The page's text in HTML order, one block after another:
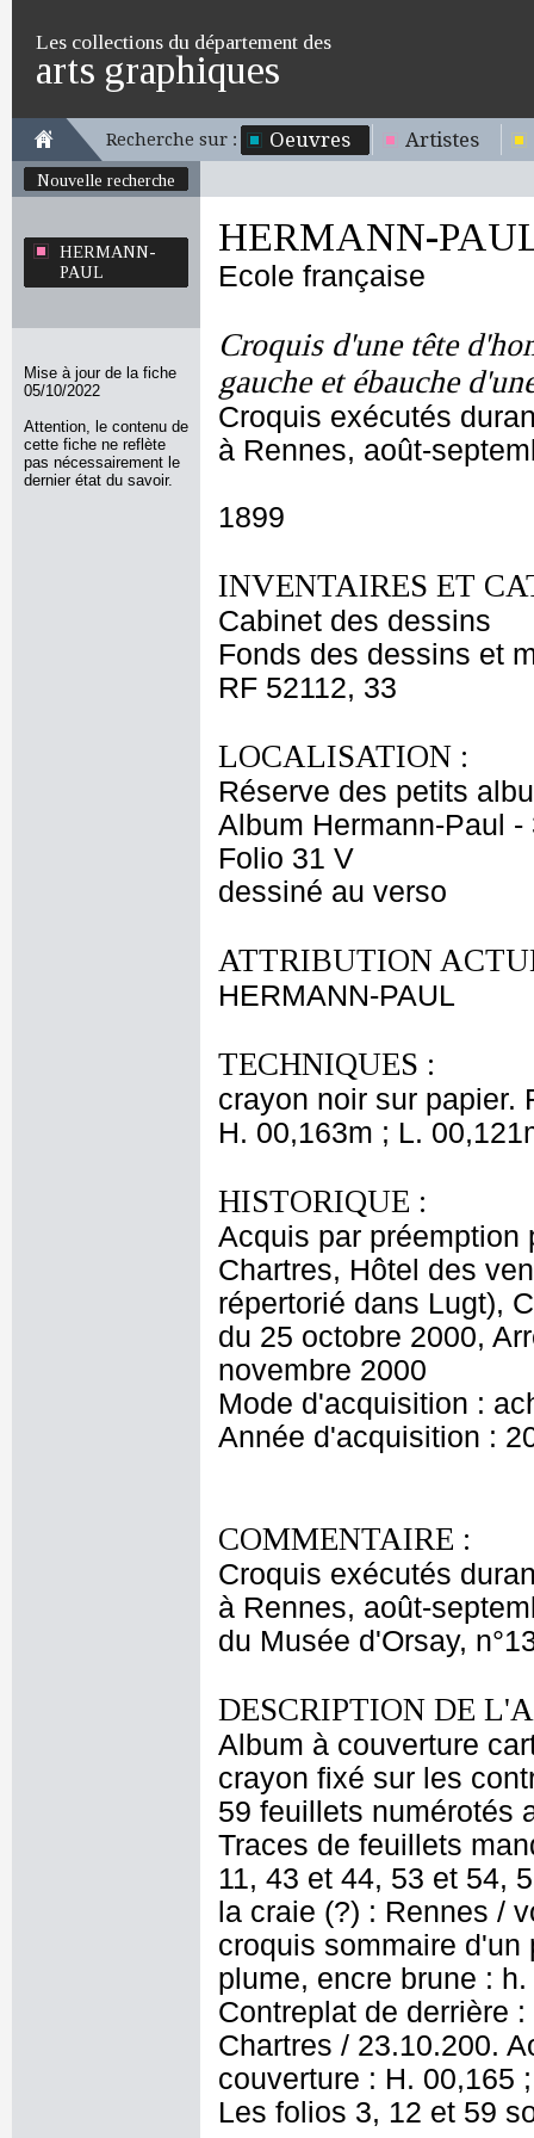
Les collections du département des
arts graphiques
Recherche sur : Oeuvres Artistes
Nouvelle recherche
HERMANN-
PAUL
Mise à jour de la fiche
05/10/2022
Attention, le contenu de
cette fiche ne reflète
pas nécessairement le
dernier état du savoir.
HERMANN-
Ecole française
Croquis d'une tête
gauche et ébauche
Croquis exécutés
à Rennes, août-
1899
INVENTAIRES ET
Cabinet des dessins
Fonds des dessins et
RF 52112, 33
LOCALISATION :
Réserve des petits
Album Hermann-Paul -
Folio 31 V
dessiné au verso
ATTRIBUTION
HERMANN-PAUL
TECHNIQUES :
crayon noir sur papier.
H. 00,163m ; L.
HISTORIQUE :
Acquis par préemption
Chartres, Hôtel des
répertorié dans Lugt),
du 25 octobre 2000,
novembre 2000
Mode d'acquisition :
Année d'acquisition :
COMMENTAIRE :
Croquis exécutés
à Rennes, août-
du Musée d'Orsay,
DESCRIPTION DE
Album à couverture
crayon fixé sur les
59 feuillets numérotés
Traces de feuillets
11, 43 et 44, 53 et 54,
la craie (?) : Rennes /
croquis sommaire
plume, encre brune :
Contreplat de derrière
Chartres / 23.10.200.
couverture : H. 00,165
Les folios 3, 12 et 59